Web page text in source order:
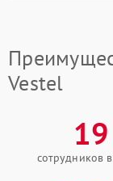
Vestel
19
сотрудников